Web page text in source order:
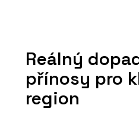
Reálný
přínosy pro
region